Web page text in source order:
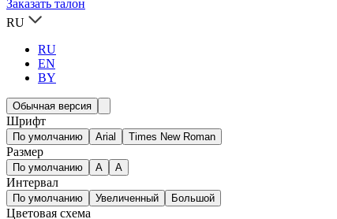
Заказать талон
RU
RU
EN
BY
Обычная версия
Шрифт
По умолчанию Arial Times New Roman
Размер
По умолчанию A A
Интервал
По умолчанию Увеличенный Большой
Цветовая схема